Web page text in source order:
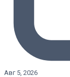
Авг 5, 2026